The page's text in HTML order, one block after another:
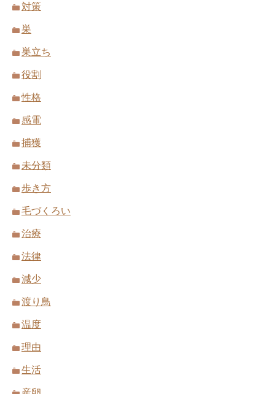
対策
巣
巣立ち
役割
性格
感電
捕獲
未分類
歩き方
毛づくろい
治療
法律
減少
渡り鳥
温度
理由
生活